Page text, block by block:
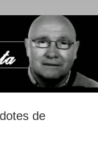
de